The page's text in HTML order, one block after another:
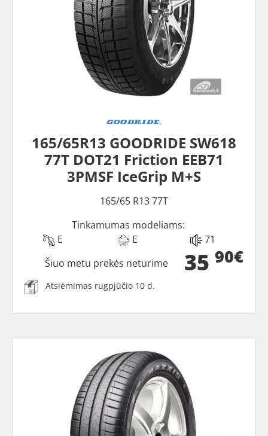
165/65R13 GOODRIDE SW618
77T DOT21 Friction EEB71
3PMSF IceGrip M+S
165/65 R13 77T
Tinkamumas modeliams:
E
E 71
35 90€
Šiuo metu prekės neturime
Atsiėmimas rugpjūčio 10 d.